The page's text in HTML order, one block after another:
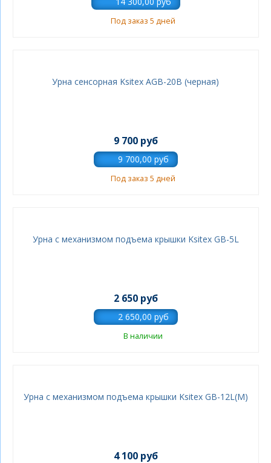
Под заказ 5 дней
Урна сенсорная Ksitex AGB-20B (черная)
9 700 руб
Под заказ 5 дней
Урна с механизмом подъема крышки Ksitex GB-5L
2 650 руб
В наличии
Урна с механизмом подъема крышки Ksitex GB-12L(М)
4 100 руб